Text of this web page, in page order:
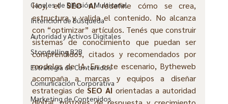
Canales de Difusión Multicanal
Intención de Búsqueda
Autoridad y Activos Digitales
Storytelling B2B
Estrategia de Contenidos
Comunicación Corporativa
Marketing de Contenidos
Hoy, el SEO AI redefine cómo se crea,
estructura y valida el contenido. No alcanza
con “optimizar” artículos. Tenés que construir
sistemas de conocimiento que puedan ser
comprendidos, citados y recomendados por
modelos de IA. En este escenario, Bytheweb
acompaña a marcas y equipos a diseñar
estrategias de SEO AI orientadas a autoridad